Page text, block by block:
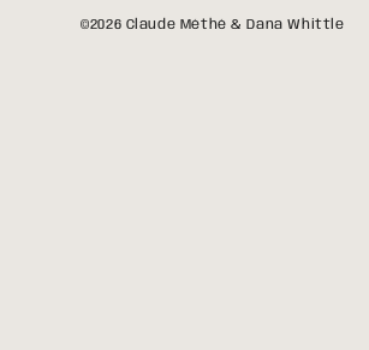
©2026 Claude Méthé & Dana Whittle